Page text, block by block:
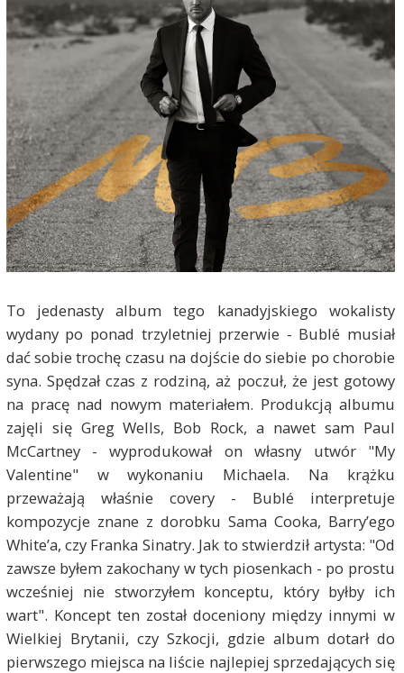
To jedenasty album tego kanadyjskiego wokalisty
wydany po ponad trzyletniej przerwie - Bublé musiał
dać sobie trochę czasu na dojście do siebie po chorobie
syna. Spędzał czas z rodziną, aż poczuł, że jest gotowy
na pracę nad nowym materiałem. Produkcją albumu
zajęli się Greg Wells, Bob Rock, a nawet sam Paul
McCartney - wyprodukował on własny utwór "My
Valentine" w wykonaniu Michaela. Na krążku
przeważają właśnie covery - Bublé interpretuje
kompozycje znane z dorobku Sama Cooka, Barry’ego
White’a, czy Franka Sinatry. Jak to stwierdził artysta: "Od
zawsze byłem zakochany w tych piosenkach - po prostu
wcześniej nie stworzyłem konceptu, który byłby ich
wart". Koncept ten został doceniony między innymi w
Wielkiej Brytanii, czy Szkocji, gdzie album dotarł do
pierwszego miejsca na liście najlepiej sprzedających się